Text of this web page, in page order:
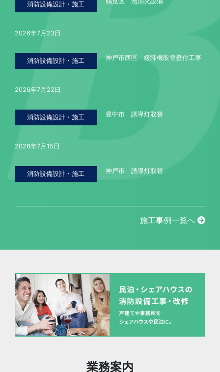
消防設備設計・施工
2026年7月23日
消防設備設計・施工 神戸市西区 緩降機取替壁付工事
2026年7月22日
消防設備設計・施工 豊中市 誘導灯取替
2026年7月15日
消防設備設計・施工 神戸市 誘導灯取替
施工事例一覧へ
業務案内